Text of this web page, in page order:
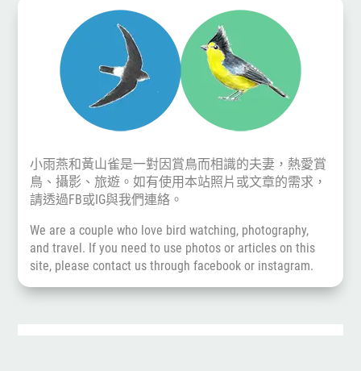
小雨燕和黃山雀是一對因賞鳥而相識的夫妻，熱愛賞
鳥、攝影、旅遊。如有使用本站照片或文章的需求，
請透過FB或IG與我們連絡。
We are a couple who love bird watching, photography,
and travel. If you need to use photos or articles on this
site, please contact us throughfacebook or instagram.